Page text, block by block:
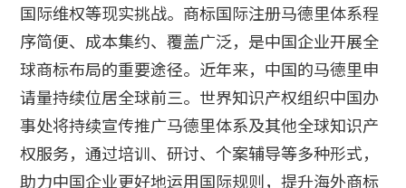
国际维权等现实挑战。商标国际注册马德里体系程
序简便、成本集约、覆盖广泛，是中国企业开展全
球商标布局的重要途径。近年来，中国的马德里申
请量持续位居全球前三。世界知识产权组织中国办
事处将持续宣传推广马德里体系及其他全球知识产
权服务，通过培训、研讨、个案辅导等多种形式，
助力中国企业更好地运用国际规则，提升海外商标